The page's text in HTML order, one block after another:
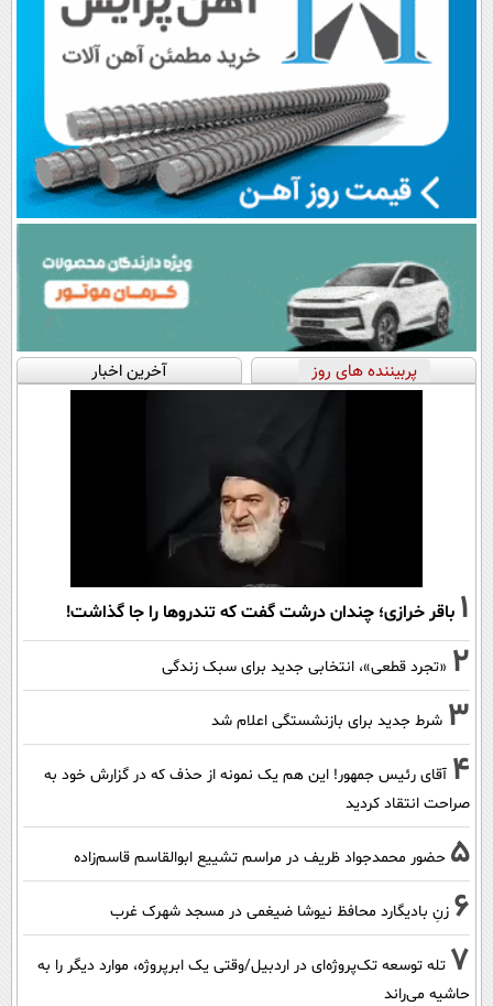
پربیننده های روز آخرین اخبار
1 باقر خرازی؛ چندان درشت گفت که تندروها را جا گذاشت!
2 «تجرد قطعی»، انتخابی جدید برای سبک زندگی
3 شرط جدید برای بازنشستگی اعلام شد
4 آقای رئیس جمهور! این هم یک نمونه از حذف که در گزارش خود به
صراحت انتقاد کردید
5 حضور محمدجواد ظریف در مراسم تشییع ابوالقاسم قاسم‌زاده
6 زنِ بادیگارد محافظ نیوشا ضیغمی در مسجد شهرک غرب
7 تله توسعه تک‌پروژه‌ای در اردبیل/وقتی یک ابرپروژه، موارد دیگر را به
حاشیه می‌راند